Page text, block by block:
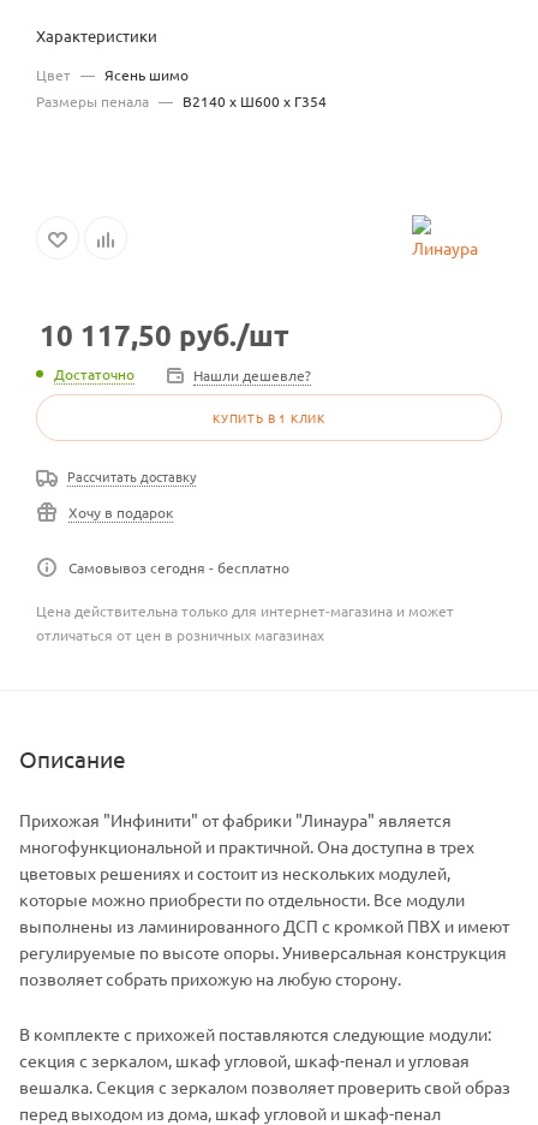
Характеристики
Цвет — Ясень шимо
Размеры пенала — В2140 х Ш600 х Г354
10 117,50 руб./шт
Достаточно Нашли дешевле?
КУПИТЬ В 1 КЛИК
Рассчитать доставку
Хочу в подарок
Самовывоз сегодня - бесплатно
Цена действительна только для интернет-магазина и может
отличаться от цен в розничных магазинах
Описание
Прихожая "Инфинити" от фабрики "Линаура" является
многофункциональной и практичной. Она доступна в трех
цветовых решениях и состоит из нескольких модулей,
которые можно приобрести по отдельности. Все модули
выполнены из ламинированного ДСП с кромкой ПВХ и имеют
регулируемые по высоте опоры. Универсальная конструкция
позволяет собрать прихожую на любую сторону.
В комплекте с прихожей поставляются следующие модули:
секция с зеркалом, шкаф угловой, шкаф-пенал и угловая
вешалка. Секция с зеркалом позволяет проверить свой образ
перед выходом из дома, шкаф угловой и шкаф-пенал